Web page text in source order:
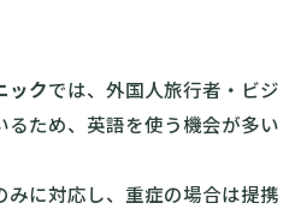
ックでは、外国人旅行者・ビジ
ため、英語を使う機会が多い
に対応し、重症の場合は提携